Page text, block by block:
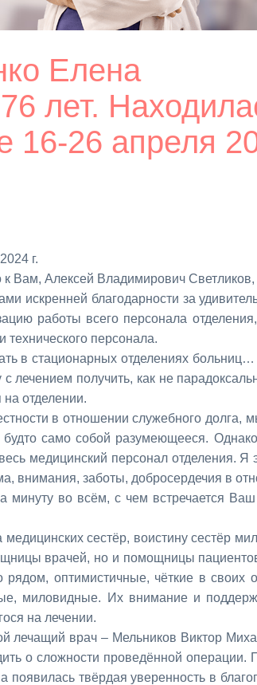
Елена
лет.
16-26 апреля
г.
к Вам, Алек­сей Вла­ди­ми­ро­вич
ис­крен­ней бла­го­дар­но­сти за
ра­бо­ты все­го пер­со­на­ла
тех­ни­че­ско­го пер­со­на­ла.
в ста­ци­о­нар­ных от­де­ле­ни­ях
ле­че­ни­ем по­лу­чить, как не
от­де­ле­нии.
в от­но­ше­нии слу­жеб­но­го дол­га,
са­мо со­бой ра­зу­ме­ю­ще­е­ся.
весь ме­ди­цин­ский пер­со­нал от­де­ле­ния.
вни­ма­ния, за­бо­ты, доб­ро­сер­де­чия в
ми­ну­ту во всём, с чем встре­ча­ет­ся Ваш
се­стёр, во­ис­ти­ну се­стёр
вра­чей, но и по­мощ­ни­цы
ря­дом, оп­ти­ми­стич­ные, чёт­кие в сво­их
ми­ло­вид­ные. Их вни­ма­ние и
на ле­че­нии.
ле­ча­щий врач – Мель­ни­ков Вик­тор
о слож­но­сти про­ве­дён­ной опе­ра­ции.
по­яви­лась твёр­дая уве­рен­ность в